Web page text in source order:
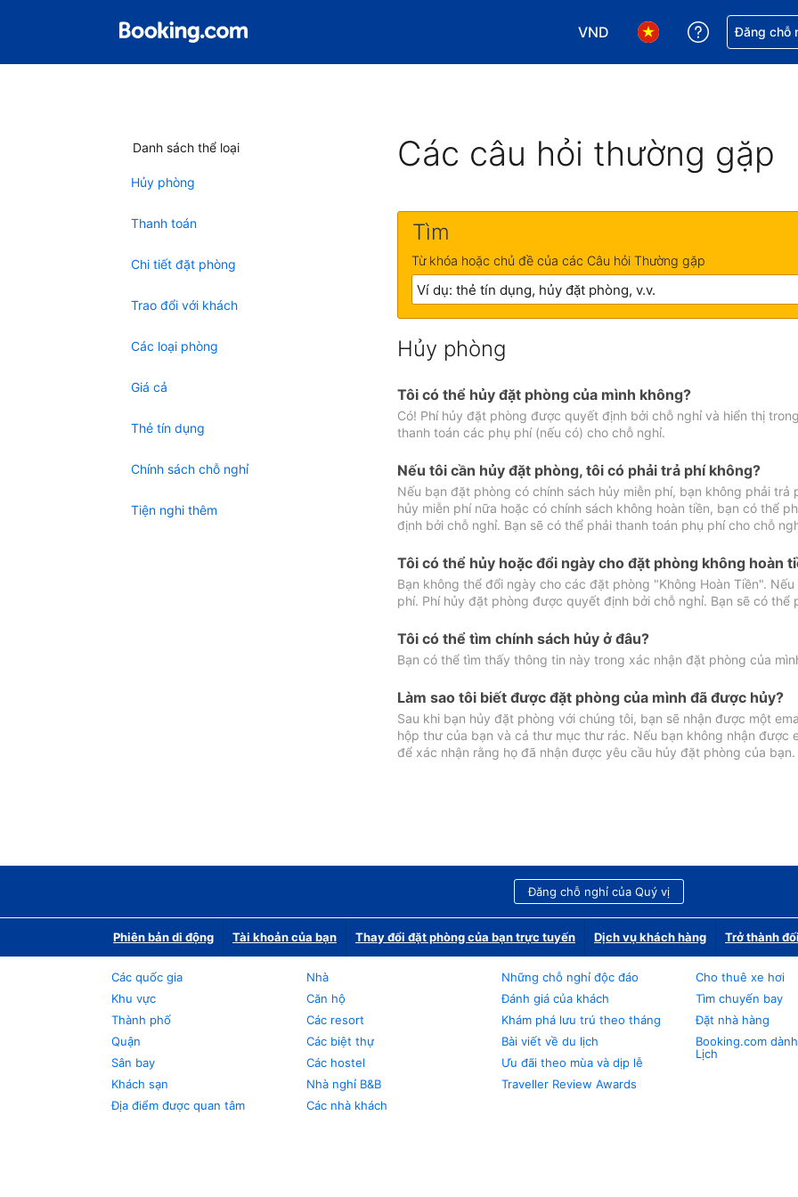
VND
Chọn loại tiền tệ của bạn. Loại
Chọn ngôn ngữ của
Nhận trợ
Đăng chỗ
Danh sách thể loại
Hủy phòng
Thanh toán
Chi tiết đặt phòng
Trao đổi với khách
Các loại phòng
Giá cả
Thẻ tín dụng
Chính sách chỗ nghỉ
Tiện nghi thêm
Các câu hỏi thường gặp
Tìm
Từ khóa hoặc chủ đề của các Câu hỏi Thường gặp
Hủy phòng
Tôi có thể hủy đặt phòng của mình không?
Có! Phí hủy đặt phòng được quyết định bởi chỗ nghỉ và hiển thị
thanh toán các phụ phí (nếu có) cho chỗ nghỉ.
Nếu tôi cần hủy đặt phòng, tôi có phải trả phí không?
Nếu bạn đặt phòng có chính sách hủy miễn phí, bạn không phải
hủy miễn phí nữa hoặc có chính sách không hoàn tiền, bạn có thể
định bởi chỗ nghỉ. Bạn sẽ có thể phải thanh toán phụ phí cho chỗ
Tôi có thể hủy hoặc đổi ngày cho đặt phòng không hoàn
Bạn không thể đổi ngày cho các đặt phòng "Không Hoàn Tiền".
phí. Phí hủy đặt phòng được quyết định bởi chỗ nghỉ. Bạn sẽ có thể
Tôi có thể tìm chính sách hủy ở đâu?
Bạn có thể tìm thấy thông tin này trong xác nhận đặt phòng của
Làm sao tôi biết được đặt phòng của mình đã được hủy?
Sau khi bạn hủy đặt phòng với chúng tôi, bạn sẽ nhận được một
hộp thư của bạn và cả thư mục thư rác. Nếu bạn không nhận được
để xác nhận rằng họ đã nhận được yêu cầu hủy đặt phòng của bạn.
Đăng chỗ nghỉ của Quý vị
Phiên bản di động Tài khoản của bạn Thay đổi đặt phòng của bạn trực tuyến Dịch vụ khách hàng Trở thành
Các quốc gia
Khu vực
Thành phố
Quận
Sân bay
Khách sạn
Địa điểm được quan tâm
Nhà
Căn hộ
Các resort
Các biệt thự
Các hostel
Nhà nghỉ B&B
Các nhà khách
Những chỗ nghỉ độc đáo
Đánh giá của khách
Khám phá lưu trú theo tháng
Bài viết về du lịch
Ưu đãi theo mùa và dịp lễ
Traveller Review Awards
Cho thuê xe hơi
Tìm chuyến bay
Đặt nhà hàng
Booking.com
Lịch